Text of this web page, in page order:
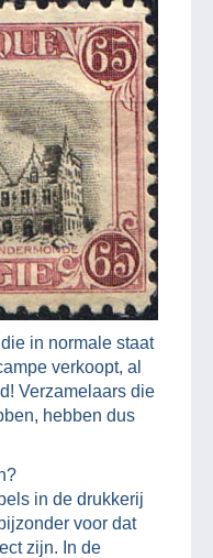
in normale staat
verkoopt, al
Verzamelaars die
hebben dus
in de drukkerij
voor dat
zijn. In de